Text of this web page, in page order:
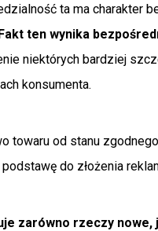
ta ma charakter
ten wynika
niektórych bardziej
konsumenta.
od stanu
do złożenia
zarówno rzeczy